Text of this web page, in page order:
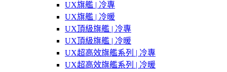
UX旗艦 | 冷專
UX旗艦 | 冷暖
UX頂級旗艦 | 冷專
UX頂級旗艦 | 冷暖
UX超高效旗艦系列 | 冷專
UX超高效旗艦系列 | 冷暖